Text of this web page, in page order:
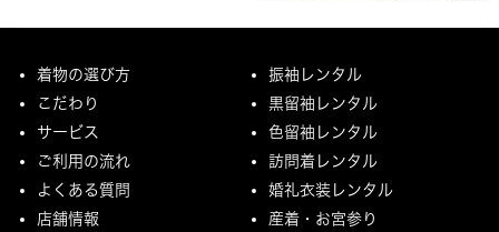
着物の選び方
こだわり
サービス
ご利用の流れ
よくある質問
店舗情報
振袖レンタル
黒留袖レンタル
色留袖レンタル
訪問着レンタル
婚礼衣装レンタル
産着・お宮参り